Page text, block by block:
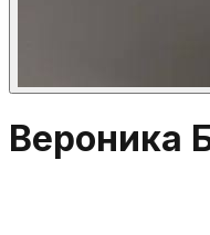
Вероника